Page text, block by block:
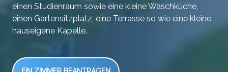
einen Studienraum sowie eine kleine Waschküche,
einen Gartensitzplatz, eine Terrasse so wie eine kleine,
hauseigene Kapelle.